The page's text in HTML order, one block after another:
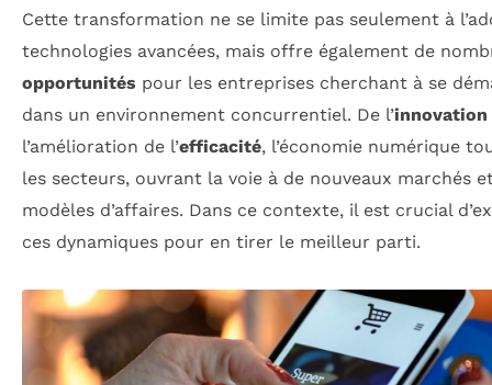
Cette transformation ne se limite pas seulement à
technologies avancées, mais offre également de
opportunités pour les entreprises cherchant à se
dans un environnement concurrentiel. De l’innovation
l’amélioration de l’efficacité, l’économie numérique
les secteurs, ouvrant la voie à de nouveaux marchés
modèles d’affaires. Dans ce contexte, il est crucial
ces dynamiques pour en tirer le meilleur parti.